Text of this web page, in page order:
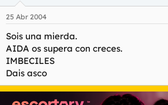
25 Abr 2004
Sois una mierda.
AIDA os supera con creces.
IMBECILES
Dais asco